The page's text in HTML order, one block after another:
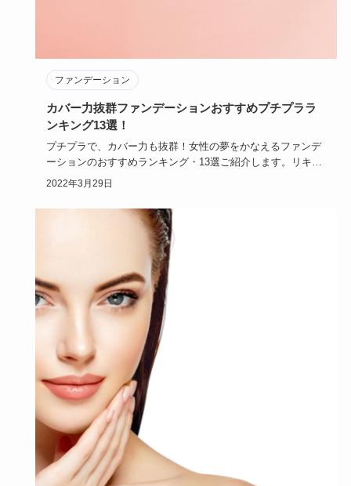
ファンデーション
カバー力抜群ファンデーションおすすめプチプララ
ンキング13選！
プチプラで、カバー力も抜群！女性の夢をかなえるファンデ
ーションのおすすめランキング・13選ご紹介します。リキッ
ド派もパウダ…
2022年3月29日